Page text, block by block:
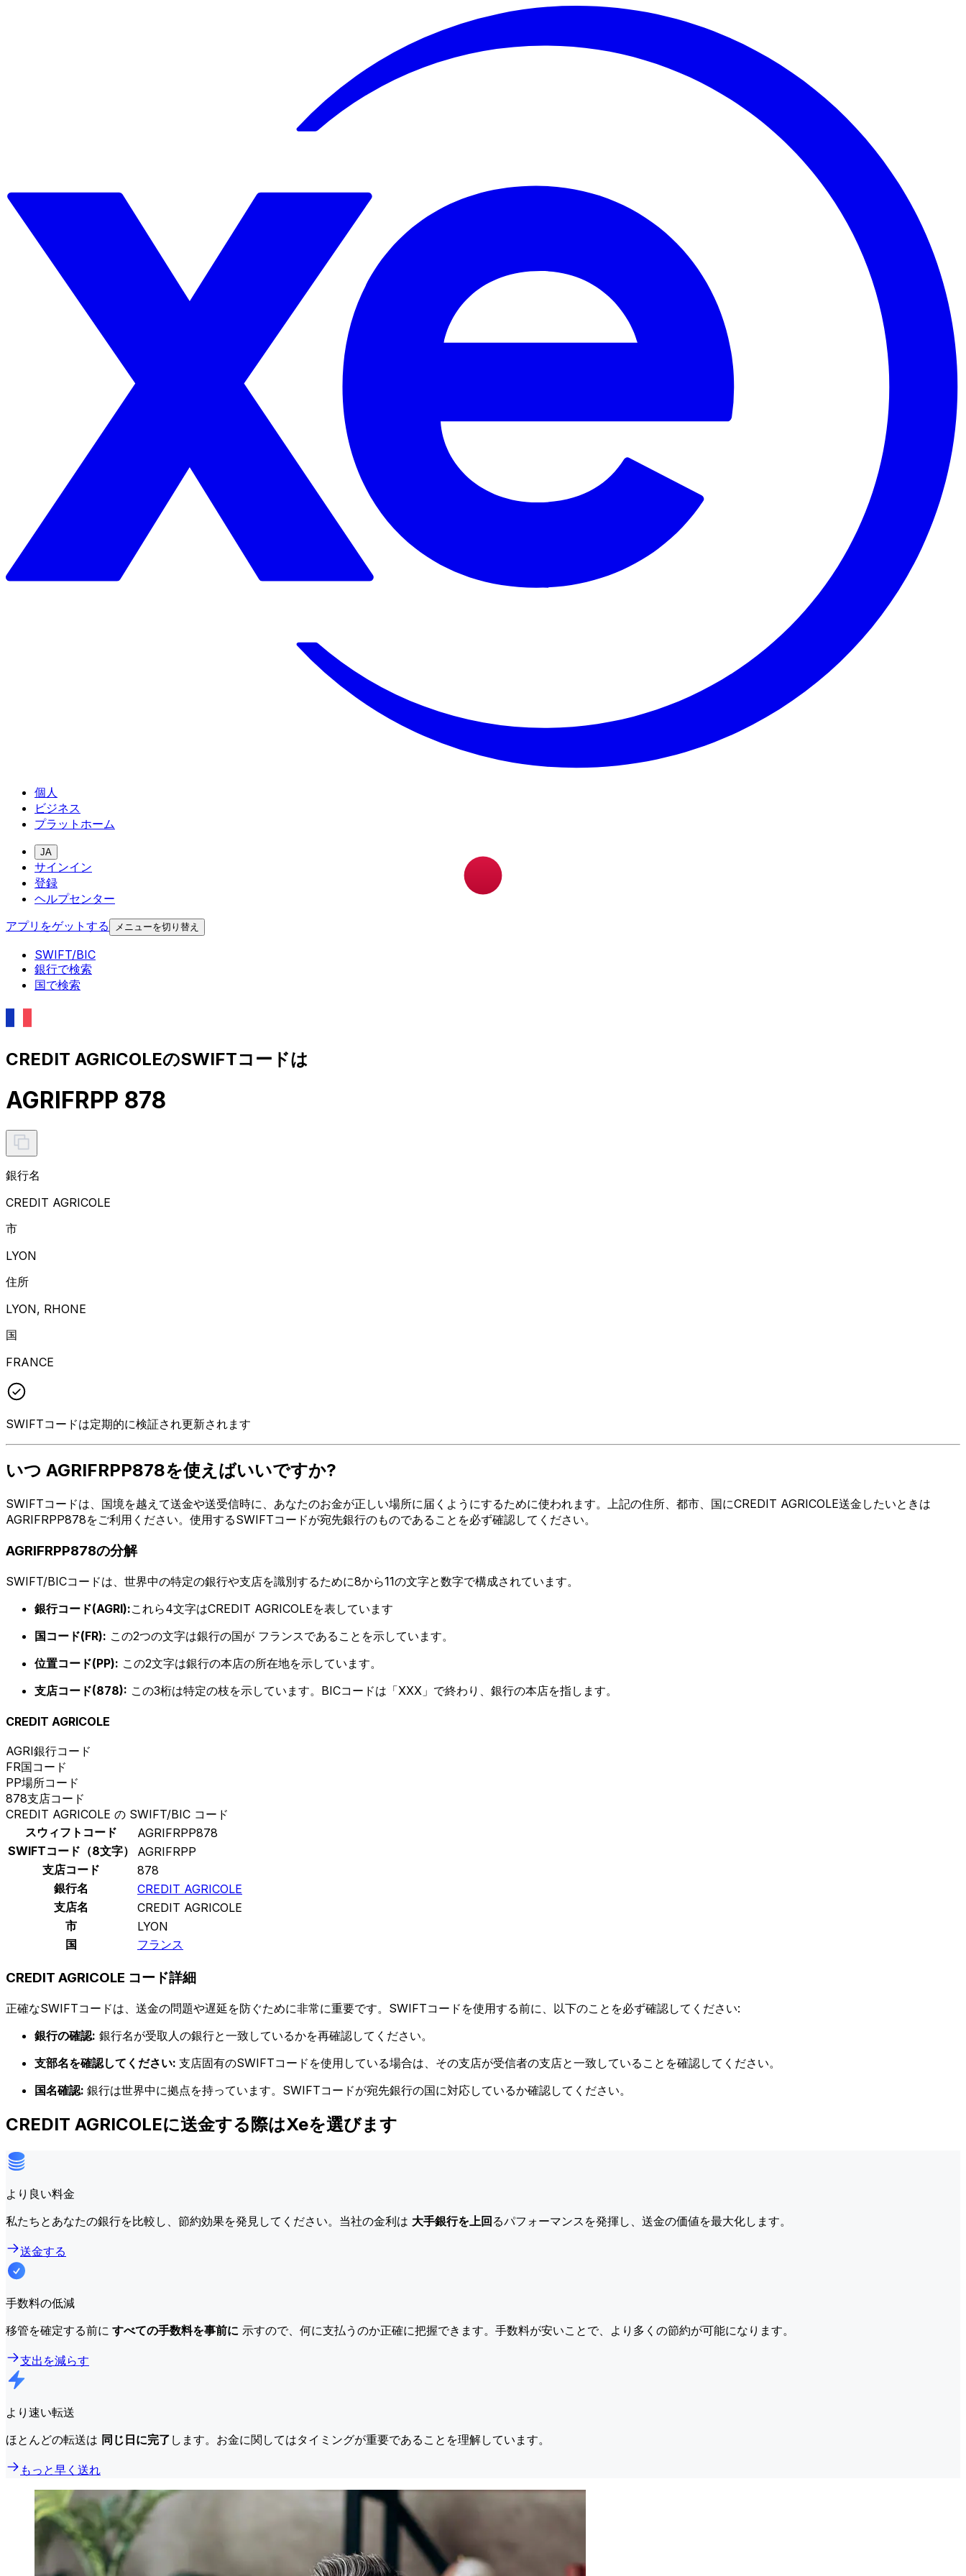
個人
ビジネス
プラットホーム
JA
サインイン
登録
ヘルプセンター
アプリをゲットする
メニューを切り替え
SWIFT/BIC
銀行で検索
国で検索
CREDIT AGRICOLEのSWIFTコードは
AGRIFRPP 878
銀行名
CREDIT AGRICOLE
市
LYON
住所
LYON, RHONE
国
FRANCE
SWIFTコードは定期的に検証され更新されます
いつ AGRIFRPP878を使えばいいですか?
SWIFTコードは、国境を越えて送金や送受信時に、あなたのお金が正しい場所に届くようにするために使われます。上記の住所、都市、国にCREDIT AGRICOLE送金したいときは
AGRIFRPP878をご利用ください。使用するSWIFTコードが宛先銀行のものであることを必ず確認してください。
AGRIFRPP878の分解
SWIFT/BICコードは、世界中の特定の銀行や支店を識別するために8から11の文字と数字で構成されています。
銀行コード(AGRI):これら4文字はCREDIT AGRICOLEを表しています
国コード(FR): この2つの文字は銀行の国が フランスであることを示しています。
位置コード(PP): この2文字は銀行の本店の所在地を示しています。
支店コード(878): この3桁は特定の枝を示しています。BICコードは「XXX」で終わり、銀行の本店を指します。
CREDIT AGRICOLE
AGRI銀行コード
FR国コード
PP場所コード
878支店コード
CREDIT AGRICOLE の SWIFT/BIC コード
スウィフトコード
AGRIFRPP878
SWIFTコード（8文字）
AGRIFRPP
支店コード
878
銀行名
CREDIT AGRICOLE
支店名
CREDIT AGRICOLE
市
LYON
国
フランス
CREDIT AGRICOLE コード詳細
正確なSWIFTコードは、送金の問題や遅延を防ぐために非常に重要です。SWIFTコードを使用する前に、以下のことを必ず確認してください:
銀行の確認: 銀行名が受取人の銀行と一致しているかを再確認してください。
支部名を確認してください: 支店固有のSWIFTコードを使用している場合は、その支店が受信者の支店と一致していることを確認してください。
国名確認: 銀行は世界中に拠点を持っています。SWIFTコードが宛先銀行の国に対応しているか確認してください。
CREDIT AGRICOLEに送金する際はXeを選びます
より良い料金
私たちとあなたの銀行を比較し、節約効果を発見してください。当社の金利は 大手銀行を上回るパフォーマンスを発揮し、送金の価値を最大化します。
送金する
手数料の低減
移管を確定する前に すべての手数料を事前に 示すので、何に支払うのか正確に把握できます。手数料が安いことで、より多くの節約が可能になります。
支出を減らす
より速い転送
ほとんどの転送は 同じ日に完了 します。お金に関してはタイミングが重要であることを理解しています。
もっと早く送れ